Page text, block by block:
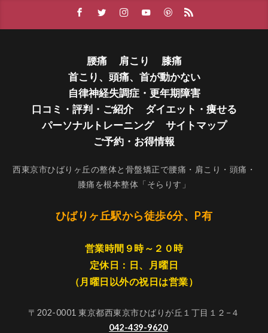
腰痛 肩こり
膝痛
首こり、頭痛、首が動かない
自律神経失調症・更年期障害
口コミ・評判・ご紹介
ダイエット・痩せる
パーソナルトレーニング
サイトマップ
ご予約・お得情報
西東京市ひばりヶ丘の整体と骨盤矯正で腰痛・肩こり・頭痛・
膝痛を根本整体「そらりす」
ひばりヶ丘駅から徒歩6分、P有
営業時間９時～２０時
定休日：日、月曜日
（月曜日以外の祝日は営業）
〒202-0001 東京都西東京市ひばりが丘１丁目１２−４
042-439-9620